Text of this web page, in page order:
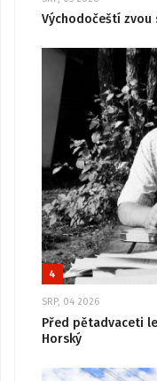
Východočeští zvou
4
SRP, 04 2026
Před pětadvaceti
Horský